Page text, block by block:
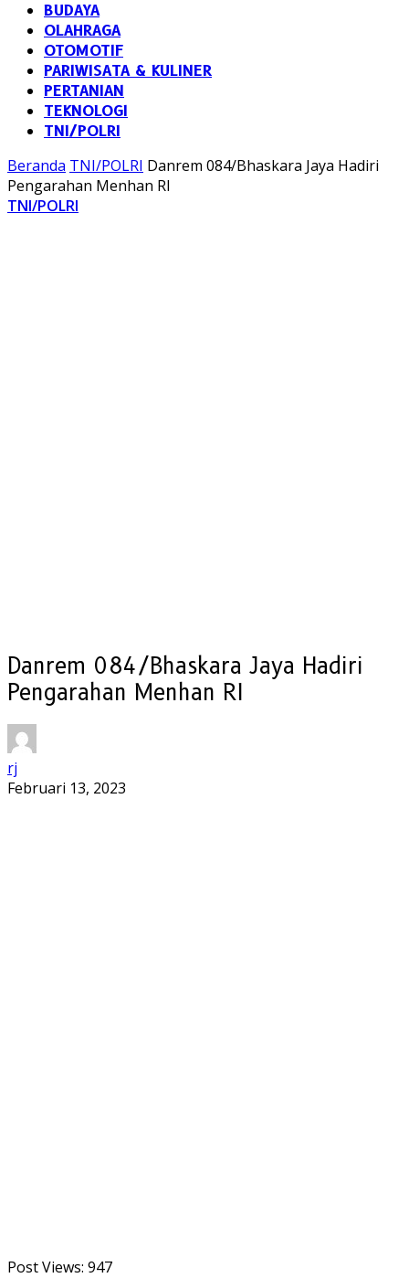
BUDAYA
OLAHRAGA
OTOMOTIF
PARIWISATA & KULINER
PERTANIAN
TEKNOLOGI
TNI/POLRI
Beranda TNI/POLRI Danrem 084/Bhaskara Jaya Hadiri
Pengarahan Menhan RI
TNI/POLRI
Danrem 084/Bhaskara Jaya Hadiri
Pengarahan Menhan RI
rj
Februari 13, 2023
Post Views: 947